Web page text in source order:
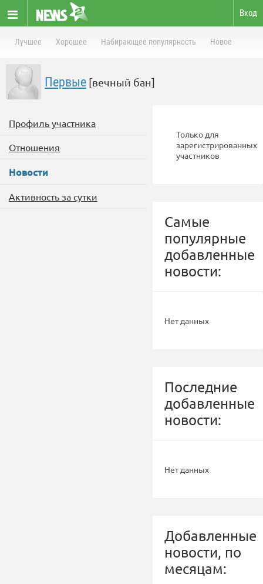
Вход
Лучшее Хорошее Набирающее популярность Новое
Первые [вечный бан]
Профиль участника
Отношения
Новости
Активность за сутки
Только для
зарегистрированных
участников
Самые
популярные
добавленные
новости:
Нет данных
Последние
добавленные
новости:
Нет данных
Добавленные
новости, по
месяцам: